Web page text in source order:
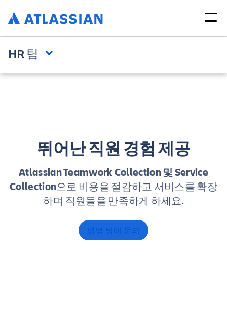
HR 팀
뛰어난 직원 경험 제공
Atlassian Teamwork Collection 및 Service
Collection으로 비용을 절감하고 서비스를 확장
하며 직원들을 만족하게 하세요.
영업 팀에 문의